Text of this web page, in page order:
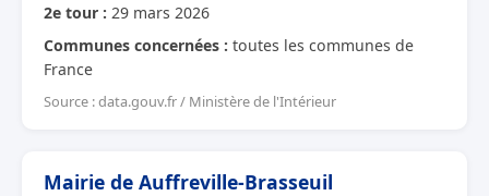
2e tour : 29 mars 2026
Communes concernées : toutes les communes de
France
Source : data.gouv.fr / Ministère de l'Intérieur
Mairie de Auffreville-Brasseuil